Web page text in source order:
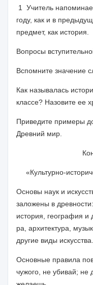
1
Учитель
году, как и в
предмет, как история.
Вопросы
Вспомните значение
Как называлась
классе? Назовите ее
Приведите примеры
Древний мир.
«Культурно-
Основы наук и
заложены в
история, география и
ра, архитектура,
другие виды искусства.
Основные правила
чужого, не убивай; не